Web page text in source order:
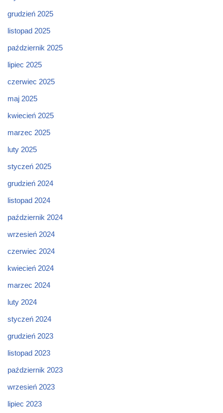
grudzień 2025
listopad 2025
październik 2025
lipiec 2025
czerwiec 2025
maj 2025
kwiecień 2025
marzec 2025
luty 2025
styczeń 2025
grudzień 2024
listopad 2024
październik 2024
wrzesień 2024
czerwiec 2024
kwiecień 2024
marzec 2024
luty 2024
styczeń 2024
grudzień 2023
listopad 2023
październik 2023
wrzesień 2023
lipiec 2023